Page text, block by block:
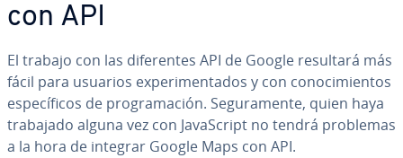
con API
El trabajo con las di­fe­re­n­tes API de Google resultará más
fácil para usuarios ex­pe­ri­me­n­ta­dos y con co­no­ci­mie­n­tos
es­pe­cí­fi­cos de pro­gra­ma­ción. Se­gu­ra­me­n­te, quien haya
trabajado alguna vez con Ja­va­S­cri­pt no tendrá problemas
a la hora de integrar Google Maps con API.